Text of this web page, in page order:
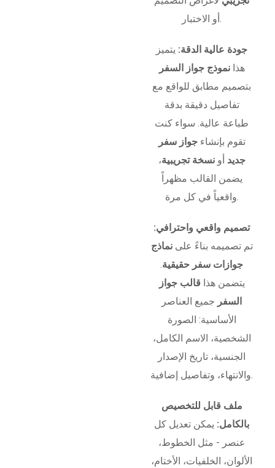
أو الاختبار.
جودة عالية الدقة: يتميز
هذانموذج جواز السفر
بتصميم مطابق للواقع مع
تفاصيل دقيقة بدقة
طباعة عالية. سواء كنت
تقوم بإنشاءجواز سفر
جديد أونسخة تجريبية،
يضمن القالب مظهراً
واقعياً في كل مرة.
تصميم واقعي واحترافي:
تم تصميمه بناءً علىنماذج
جوازات سفر حقيقية.
يتضمن هذا قالب جواز
السفر جميع العناصر
الأساسية: الصورة
الشخصية، الاسم الكامل،
الجنسية، تاريخ الإصدار
والانتهاء، وتفاصيل إضافية.
ملف قابل للتخصيص
بالكامل: يمكن تعديل كل
عنصر - مثل الخطوط،
الألوان، الخلفيات، الأختام،